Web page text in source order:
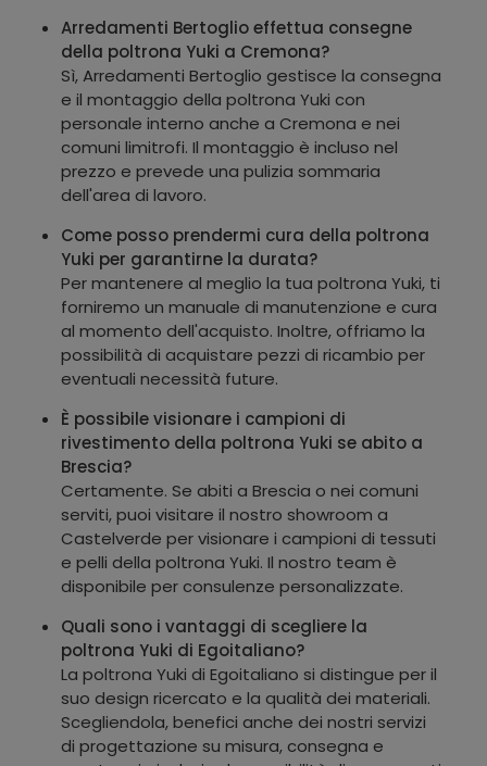
Arredamenti Bertoglio effettua consegne
della poltrona Yuki a Cremona?
Sì, Arredamenti Bertoglio gestisce la consegna
e il montaggio della poltrona Yuki con
personale interno anche a Cremona e nei
comuni limitrofi. Il montaggio è incluso nel
prezzo e prevede una pulizia sommaria
dell'area di lavoro.
Come posso prendermi cura della poltrona
Yuki per garantirne la durata?
Per mantenere al meglio la tua poltrona Yuki, ti
forniremo un manuale di manutenzione e cura
al momento dell'acquisto. Inoltre, offriamo la
possibilità di acquistare pezzi di ricambio per
eventuali necessità future.
È possibile visionare i campioni di
rivestimento della poltrona Yuki se abito a
Brescia?
Certamente. Se abiti a Brescia o nei comuni
serviti, puoi visitare il nostro showroom a
Castelverde per visionare i campioni di tessuti
e pelli della poltrona Yuki. Il nostro team è
disponibile per consulenze personalizzate.
Quali sono i vantaggi di scegliere la
poltrona Yuki di Egoitaliano?
La poltrona Yuki di Egoitaliano si distingue per il
suo design ricercato e la qualità dei materiali.
Scegliendola, benefici anche dei nostri servizi
di progettazione su misura, consegna e